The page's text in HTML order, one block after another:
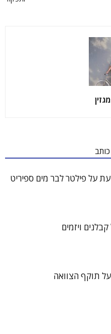
על פילטר לבר מים ספיריט
ויזמים
תוקף הצוואה